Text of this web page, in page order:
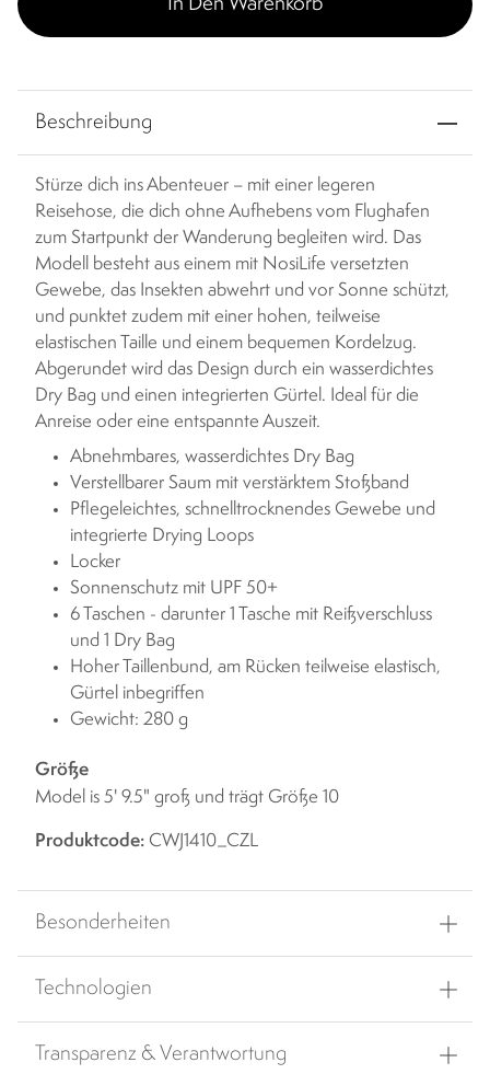
Beschreibung
Stürze dich ins Abenteuer – mit einer legeren
Reisehose, die dich ohne Aufhebens vom Flughafen
zum Startpunkt der Wanderung begleiten wird. Das
Modell besteht aus einem mit NosiLife versetzten
Gewebe, das Insekten abwehrt und vor Sonne schützt,
und punktet zudem mit einer hohen, teilweise
elastischen Taille und einem bequemen Kordelzug.
Abgerundet wird das Design durch ein wasserdichtes
Dry Bag und einen integrierten Gürtel. Ideal für die
Anreise oder eine entspannte Auszeit.
Abnehmbares, wasserdichtes Dry Bag
Verstellbarer Saum mit verstärktem Stoßband
Pflegeleichtes, schnelltrocknendes Gewebe und
integrierte Drying Loops
Locker
Sonnenschutz mit UPF 50+
6 Taschen - darunter 1 Tasche mit Reißverschluss
und 1 Dry Bag
Hoher Taillenbund, am Rücken teilweise elastisch,
Gürtel inbegriffen
Gewicht: 280 g
Größe
Model is 5' 9.5" groß und trägt Größe 10
Produktcode: CWJ1410_CZL
Besonderheiten
Technologien
Transparenz & Verantwortung